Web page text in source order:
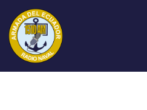
contenido